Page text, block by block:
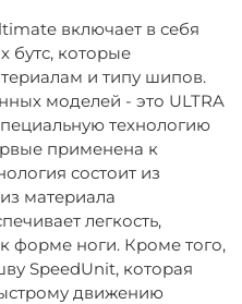
включает в себя
бутс, которые
и типу шипов.
моделей - это ULTRA
технологию
применена к
состоит из
материала
легкость,
форме ноги. Кроме того,
SpeedUnit, которая
движению